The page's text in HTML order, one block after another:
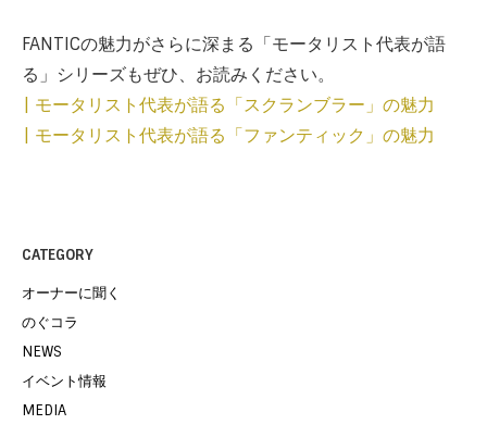
FANTICの魅力がさらに深まる「モータリスト代表が語
る」シリーズもぜひ、お読みください。
| モータリスト代表が語る「スクランブラー」の魅力
| モータリスト代表が語る「ファンティック」の魅力
CATEGORY
オーナーに聞く
のぐコラ
NEWS
イベント情報
MEDIA